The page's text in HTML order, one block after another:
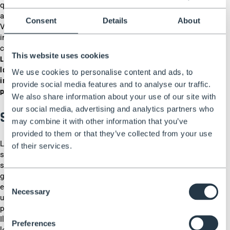
Consent Details About
This website uses cookies
We use cookies to personalise content and ads, to
provide social media features and to analyse our traffic.
We also share information about your use of our site with
our social media, advertising and analytics partners who
may combine it with other information that you’ve
provided to them or that they’ve collected from your use
of their services.
Consent
Selection
Necessary
Preferences
quella delle scale a libro, ma sono dotate di una piattaforma
al posto del gradino superiore.
Versatili e pratiche, possono essere utilizzate anche per
interventi di manutenzione domestica o per pulire i tetti di
caravan e camper.
Le scale con piattaforma offrono una superficie di
lavoro più ampia e confortevole, consentendo di operare
in quota con maggiore stabilità, anche per periodi
prolungati.
Scale a piattaforma telescopiche
Le scale a piattaforma telescopiche offrono la stessa
stabilità e lo stesso comfort delle scale a piattaforma
standard, con il vantaggio aggiuntivo di un'altezza regolabile
grazie a una struttura telescopica. Ciò consente di
estendere o retrarre facilmente la scala per adattarla a
un'ampia gamma di attività, rendendola ideale sia per uso
professionale che domestico.
Il design compatto e pieghevole facilita anche il trasporto e